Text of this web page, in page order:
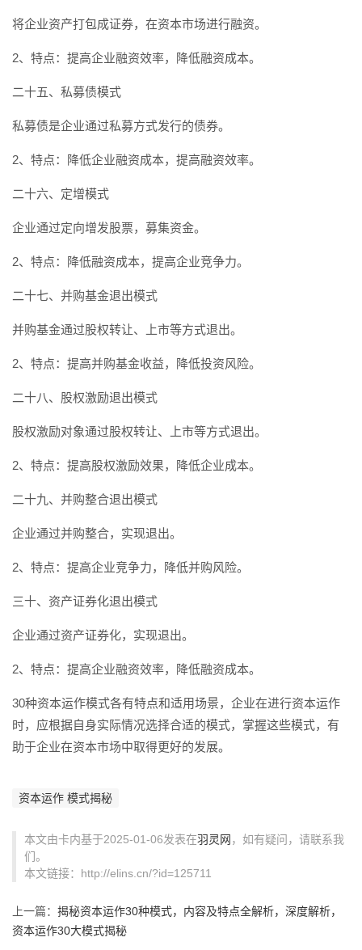
将企业资产打包成证券，在资本市场进行融资。
2、特点：提高企业融资效率，降低融资成本。
二十五、私募债模式
私募债是企业通过私募方式发行的债券。
2、特点：降低企业融资成本，提高融资效率。
二十六、定增模式
企业通过定向增发股票，募集资金。
2、特点：降低融资成本，提高企业竞争力。
二十七、并购基金退出模式
并购基金通过股权转让、上市等方式退出。
2、特点：提高并购基金收益，降低投资风险。
二十八、股权激励退出模式
股权激励对象通过股权转让、上市等方式退出。
2、特点：提高股权激励效果，降低企业成本。
二十九、并购整合退出模式
企业通过并购整合，实现退出。
2、特点：提高企业竞争力，降低并购风险。
三十、资产证券化退出模式
企业通过资产证券化，实现退出。
2、特点：提高企业融资效率，降低融资成本。
30种资本运作模式各有特点和适用场景，企业在进行资本运作
时，应根据自身实际情况选择合适的模式，掌握这些模式，有
助于企业在资本市场中取得更好的发展。
资本运作 模式揭秘
本文由卡内基于2025-01-06发表在羽灵网 ，如有疑问，请联系我
们。
本文链接：http://elins.cn/?id=125711
上一篇： 揭秘资本运作30种模式，内容及特点全解析，深度解析，
资本运作30大模式揭秘